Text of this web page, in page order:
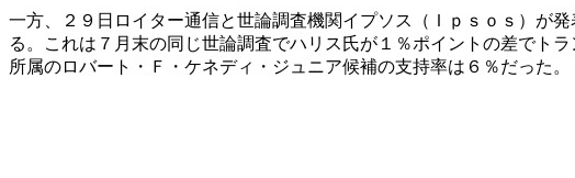
一方、２９日ロイター通信と世論調査機関イプソス（Ｉｐｓｏｓ）が
る。これは７月末の同じ世論調査でハリス氏が１％ポイントの差でト
所属のロバート・Ｆ・ケネディ・ジュニア候補の支持率は６％だった。